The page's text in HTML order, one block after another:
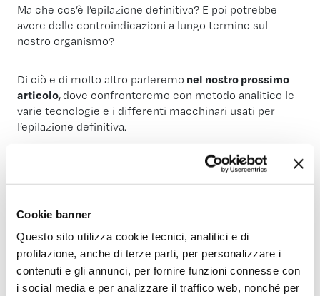
Cookie banner
Questo sito utilizza cookie tecnici, analitici e di
profilazione, anche di terze parti, per personalizzare i
contenuti e gli annunci, per fornire funzioni connesse con
i social media e per analizzare il traffico web, nonché per
Ma che cos’è l’epilazione definitiva? E poi potrebbe
avere delle controindicazioni a lungo termine sul
nostro organismo?
Di ciò e di molto altro parleremo nel nostro prossimo
articolo, dove confronteremo con metodo analitico le
varie tecnologie e i differenti macchinari usati per
l’epilazione definitiva.
incuriosisce,ti invitiamo a visitare uno dei nostri centri
e magari puoi anche prenotare unaconsulenza
gratuitanel centro epìLate più vicino a te!